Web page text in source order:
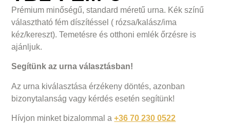
Prémium minőségű, standard méretű urna. Kék színű
választható fém díszítéssel ( rózsa/kalász/ima
kéz/kereszt). Temetésre és otthoni emlék őrzésre is
ajánljuk.
Segítünk az urna választásban!
Az urna kiválasztása érzékeny döntés, azonban
bizonytalanság vagy kérdés esetén segítünk!
Hívjon minket bizalommal a+36 70 230 0522